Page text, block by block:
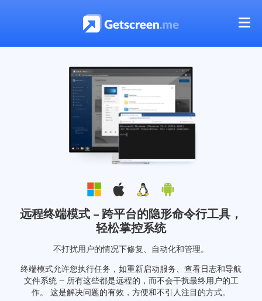
远程终端模式 – 跨平台的隐形命令行工具，
轻松掌控系统
不打扰用户的情况下修复、自动化和管理。
终端模式允许您执行任务，如重新启动服务、查看日志和导航
文件系统 — 所有这些都是远程的，而不会干扰最终用户的工
作。 这是解决问题的有效，方便和不引人注目的方式。